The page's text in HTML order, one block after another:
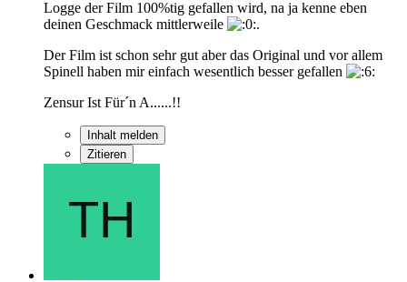
Logge der Film 100%tig gefallen wird, na ja kenne eben
deinen Geschmack mittlerweile
.
Der Film ist schon sehr gut aber das Original und vor allem
Spinell haben mir einfach wesentlich besser gefallen
Zensur Ist Für´n A......!!
Inhalt melden
Zitieren